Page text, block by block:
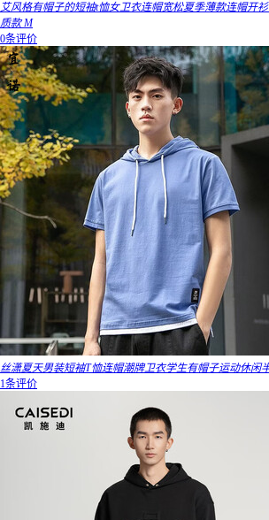
艾风格有帽子的短袖t恤女卫衣连帽宽松夏季薄款连帽开
质款 M
0条评价
丝潇夏天男装短袖T恤连帽潮牌卫衣学生有帽子运动休闲
1条评价